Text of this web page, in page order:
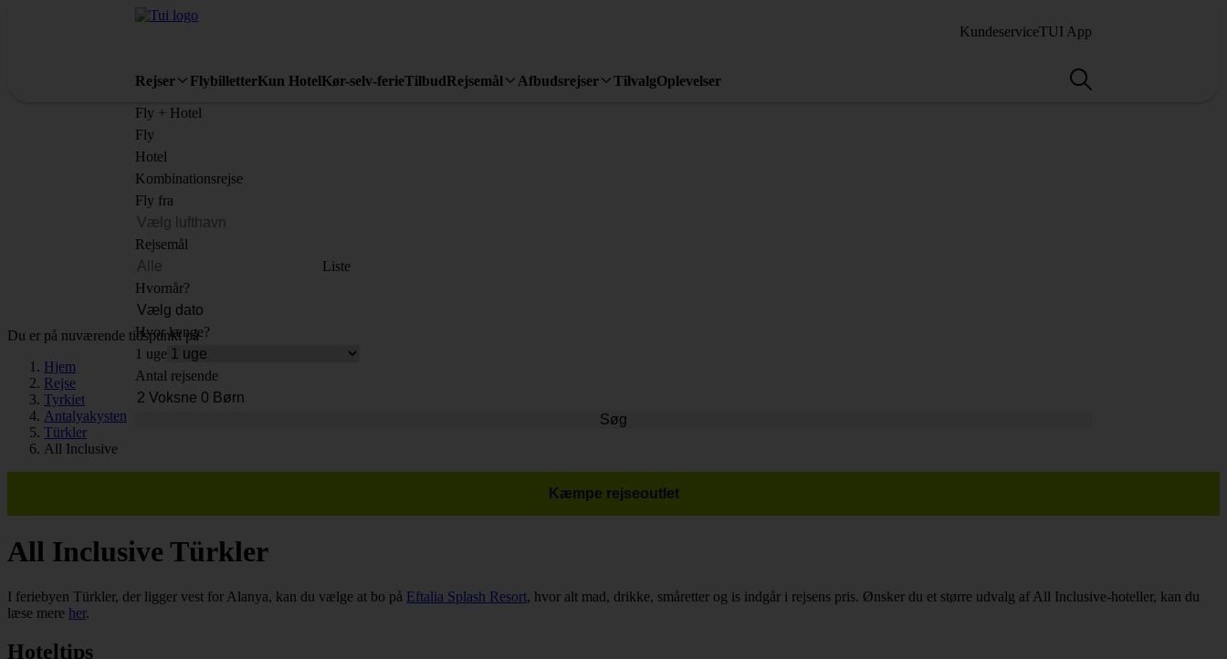
KundeserviceTUI App
Rejser FlybilletterKun HotelKør-selv-ferieTilbudRejsemål Afbudsrejser TilvalgOplevelser
Fly + Hotel
Fly
Hotel
Kombinationsrejse
Fly fra
Rejsemål
Liste
Hvornår?
Hvor længe?
1 uge
Antal rejsende
Søg
Du er på nuværende tidspunkt på
Hjem
Rejse
Tyrkiet
Antalyakysten
Türkler
All Inclusive
Kæmpe rejseoutlet
All Inclusive Türkler
I feriebyen Türkler, der ligger vest for Alanya, kan du vælge at bo på Eftalia Splash Resort, hvor alt mad, drikke, småretter og is indgår i rejsens pris. Ønsker du et større udvalg af All Inclusive-hoteller, kan du
læse mere her.
Hoteltips